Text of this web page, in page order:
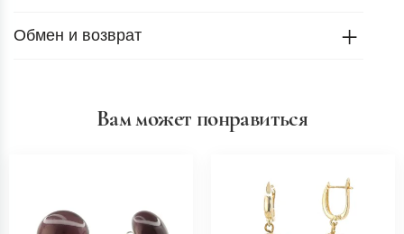
Обмен и возврат
Вам может понравиться